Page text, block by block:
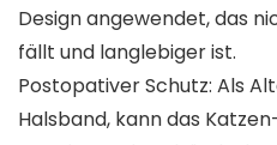
Design angewendet, das
fällt und langlebiger ist.
Postopativer Schutz: Als
Halsband, kann das